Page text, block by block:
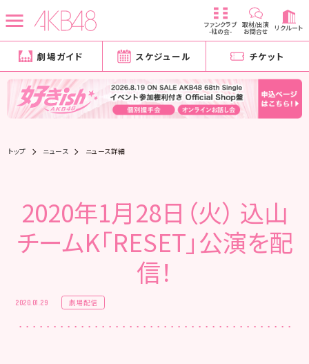
ファンクラブ
-柱の会-
取材/出演
お問合せ リクルート
劇場ガイド スケジュール チケット
トップ ニュース ニュース詳細
2020年1月28日（火） 込山
チームK「RESET」公演を配
信！
2020.01.29 劇場配信